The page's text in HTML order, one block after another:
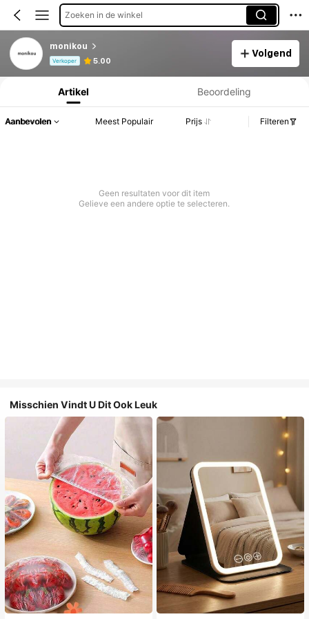
Zoeken in de winkel
monikou
Verkoper 5.00
Volgend
Productinformatie: Prijsopenbaring, Verkoop- en Voorraadgegevens.
Artikel Beoordeling
Aanbevolen Meest Populair Prijs Filteren
Geen resultaten voor dit item
Gelieve een andere optie te selecteren.
Misschien Vindt U Dit Ook Leuk